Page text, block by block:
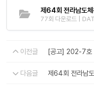
제64회 전라남도
77회 다운로드 |
이전글 [공고] 202-7호
다음글 제64회 전라남